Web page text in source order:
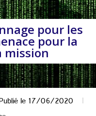
pour les
pour la
mission
le17/06/2020